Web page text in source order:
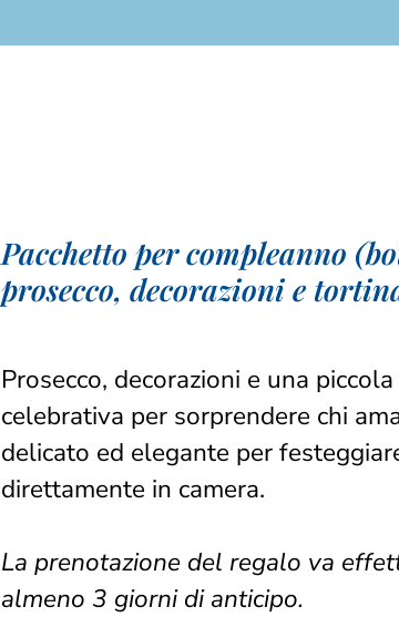
Pacchetto per compleanno
prosecco, decorazioni e
Prosecco, decorazioni e una
celebrativa per sorprendere chi
delicato ed elegante per
direttamente in camera.
La prenotazione del regalo va
almeno 3 giorni di anticipo.